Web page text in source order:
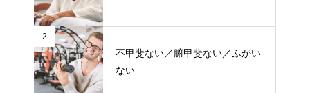
2
不甲斐ない／腑甲斐ない／ふがい
ない